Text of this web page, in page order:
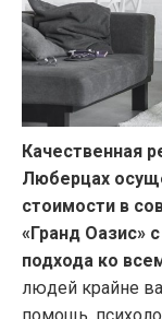
Качественная
Люберцах
стоимости в
«Гранд Оазис»
подхода ко
людей крайне